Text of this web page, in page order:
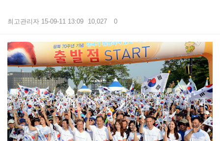
최고관리자 15-09-11 13:09 10,027 0
본문